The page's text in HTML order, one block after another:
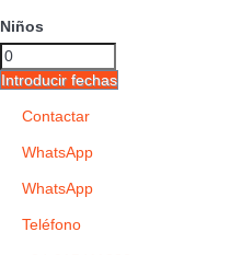
Niños
Introducir fechas
Contactar
WhatsApp
WhatsApp
Teléfono